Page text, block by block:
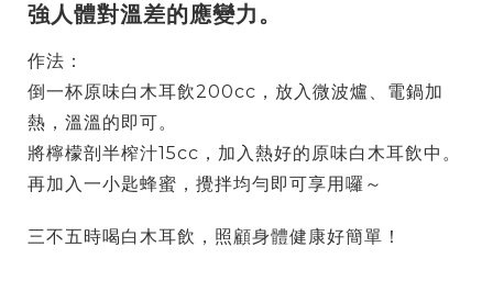
強人體對溫差的應變力。
作法：
倒一杯原味白木耳飲200cc，放入微波爐、電鍋加
熱，溫溫的即可。
將檸檬剖半榨汁15cc，加入熱好的原味白木耳飲中。
再加入一小匙蜂蜜，攪拌均勻即可享用囉～
三不五時喝白木耳飲，照顧身體健康好簡單！